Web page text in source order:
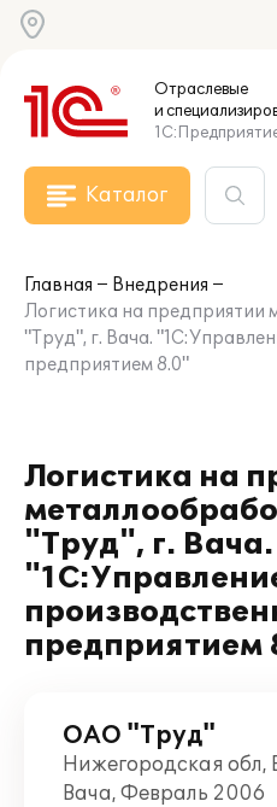
Отраслевые
и
Каталог
Главная
Внедрения
Логистика на
"Труд", г. Вача.
предприятием 8.0"
Логистика на
"Труд", г. Вача.
предприятием
ОАО "Труд"
Нижегородская обл,
Вача, Февраль 2006